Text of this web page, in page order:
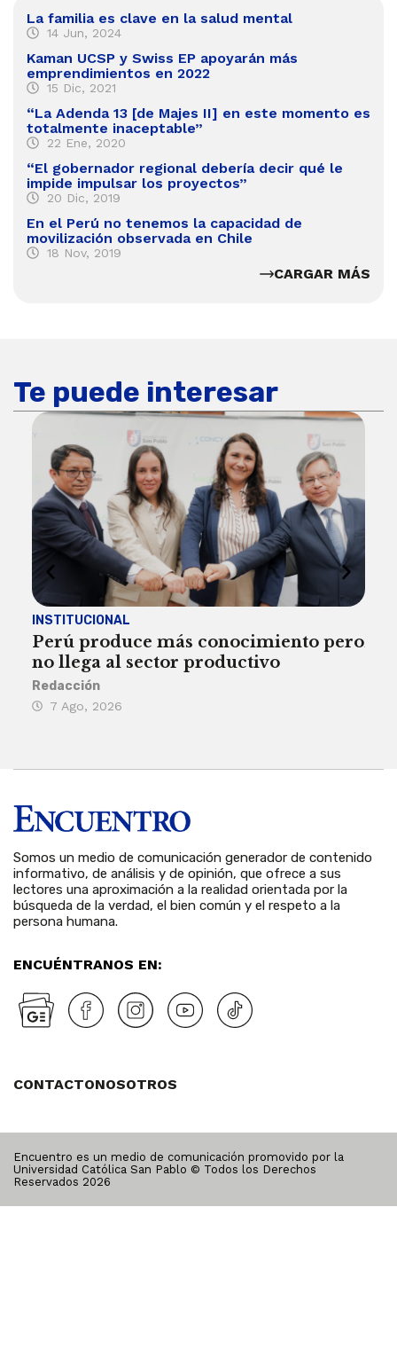
La familia es clave en la salud mental
14 Jun, 2024
Kaman UCSP y Swiss EP apoyarán más
emprendimientos en 2022
15 Dic, 2021
“La Adenda 13 [de Majes II] en este momento es
totalmente inaceptable”
22 Ene, 2020
“El gobernador regional debería decir qué le
impide impulsar los proyectos”
20 Dic, 2019
En el Perú no tenemos la capacidad de
movilización observada en Chile
18 Nov, 2019
CARGAR MÁS
Te puede interesar
INSTITUCIONAL
Perú produce más conocimiento pero
no llega al sector productivo
Redacción
7 Ago, 2026
Somos un medio de comunicación generador de contenido
informativo, de análisis y de opinión, que ofrece a sus
lectores una aproximación a la realidad orientada por la
búsqueda de la verdad, el bien común y el respeto a la
persona humana.
ENCUÉNTRANOS EN:
CONTACTONOSOTROS
Encuentro es un medio de comunicación promovido por la
Universidad Católica San Pablo © Todos los Derechos
Reservados 2026